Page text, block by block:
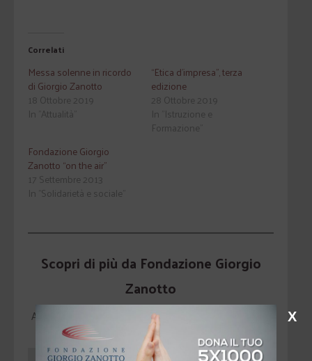
Correlati
Messa solenne in ricordo
di Giorgio Zanotto
18 Ottobre 2019
In "Attualità"
“Etica d’impresa”, terza
edizione
28 Ottobre 2019
In "Istruzione e
Formazione"
Fondazione Giorgio
Zanotto “on the air”
17 Settembre 2013
In "Solidarietà e sociale"
Scopri di più da Fondazione Giorgio
Zanotto
Abbonati per ricevere gli ultimi articoli inviati alla tua e-
mail.
X